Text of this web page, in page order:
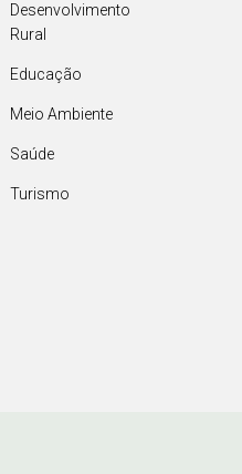
Desenvolvimento
Rural
Educação
Meio Ambiente
Saúde
Turismo